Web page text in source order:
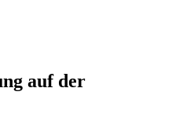
auf der